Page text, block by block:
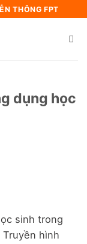
THÔNG FPT
dụng học
sinh trong
Truyền hình